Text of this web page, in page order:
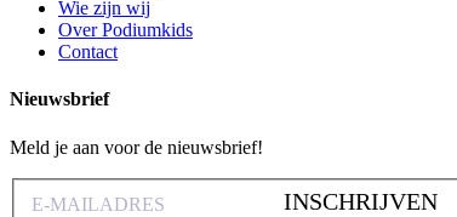
Wie zijn wij
Over Podiumkids
Contact
Nieuwsbrief
Meld je aan voor de nieuwsbrief!
INSCHRIJVEN